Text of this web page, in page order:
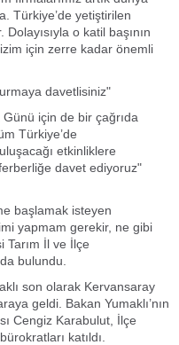
Türkiye’de yetiştirilen
o katil başının
için zerre kadar önemli
davetlisiniz"
Günü için de bir çağrıda
Türkiye’de
etkinliklere
davet ediyoruz"
başlamak isteyen
yapmam gerekir, ne gibi
İl ve İlçe
bulundu.
son olarak Kervansaray
geldi. Bakan Yumaklı’nın
Cengiz Karabulut, İlçe
katıldı.